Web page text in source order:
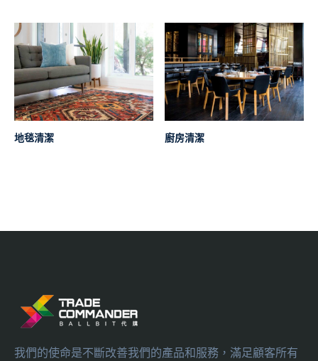
地毯清潔 廚房清潔
我們的使命是不斷改善我們的產品和服務，滿足顧客所有